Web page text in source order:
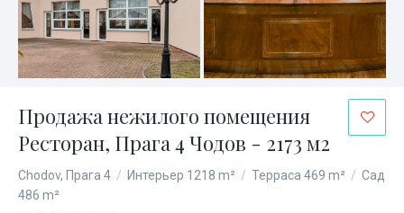
Продажа нежилого помещения
Ресторан, Прага 4 Чодов - 2173 м2
Chodov, Прага 4 / Интерьер 1218 m² / Терраса 469 m² / Сад
486 m²